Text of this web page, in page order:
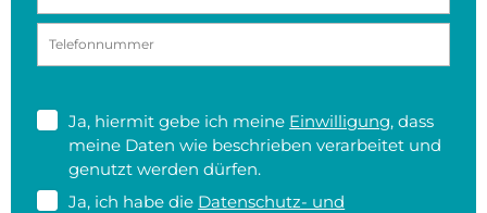
Ja, hiermit gebe ich meine Einwilligung, dass
meine Daten wie beschrieben verarbeitet und
genutzt werden dürfen.
Ja, ich habe die Datenschutz- und